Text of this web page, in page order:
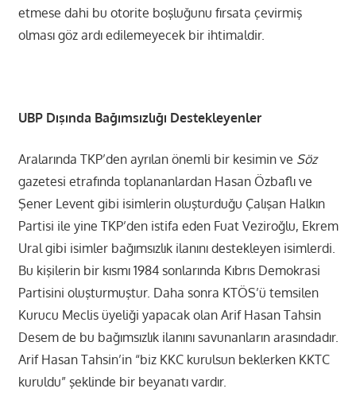
etmese dahi bu otorite boşluğunu fırsata çevirmiş
olması göz ardı edilemeyecek bir ihtimaldir.
UBP Dışında Bağımsızlığı Destekleyenler
Aralarında TKP’den ayrılan önemli bir kesimin ve Söz
gazetesi etrafında toplananlardan Hasan Özbaflı ve
Şener Levent gibi isimlerin oluşturduğu Çalışan Halkın
Partisi ile yine TKP’den istifa eden Fuat Veziroğlu, Ekrem
Ural gibi isimler bağımsızlık ilanını destekleyen isimlerdi.
Bu kişilerin bir kısmı 1984 sonlarında Kıbrıs Demokrasi
Partisini oluşturmuştur. Daha sonra KTÖS’ü temsilen
Kurucu Meclis üyeliği yapacak olan Arif Hasan Tahsin
Desem de bu bağımsızlık ilanını savunanların arasındadır.
Arif Hasan Tahsin’in “biz KKC kurulsun beklerken KKTC
kuruldu” şeklinde bir beyanatı vardır.